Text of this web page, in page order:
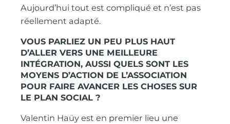
Aujourd’hui tout est compliqué et n’est pas
réellement adapté.
VOUS PARLIEZ UN PEU PLUS HAUT
D’ALLER VERS UNE MEILLEURE
INTÉGRATION, AUSSI QUELS SONT LES
MOYENS D’ACTION DE L’ASSOCIATION
POUR FAIRE AVANCER LES CHOSES SUR
LE PLAN SOCIAL ?
Valentin Haüy est en premier lieu une